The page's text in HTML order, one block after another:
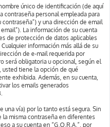
único de identificación (de aquí
contraseña personal empleada para
y una dirección de email
La información de su cuenta
de protección de datos aplicables
información más allá de su
de e-mail requerida por
será obligatoria u opcional, según el
usted tiene la opción de qué
exhibida. Además, en su cuenta,
los emails generados
una vía) por lo tanto está segura. Sin
misma contraseña en diferentes
a su cuenta en “G.O.R.A.”, por